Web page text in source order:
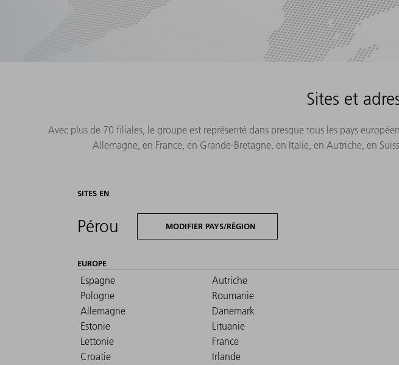
Sites et
Avec plus de 70 filiales, le groupe est représenté dans presque tous les pays
Allemagne, en France, en Grande-Bretagne, en Italie, en Autriche, en
SITES EN
Pérou MODIFIER PAYS/RÉGION
EUROPE
Espagne
Autriche
Pologne
Roumanie
Allemagne
Danemark
Estonie
Lituanie
Lettonie
France
Croatie
Irlande